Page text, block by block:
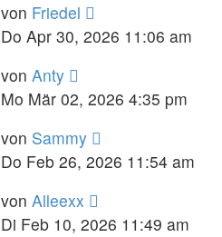
von Friedel
Do Apr 30, 2026 11:06 am
von Anty
Mo Mär 02, 2026 4:35 pm
von Sammy
Do Feb 26, 2026 11:54 am
von Alleexx
Di Feb 10, 2026 11:49 am